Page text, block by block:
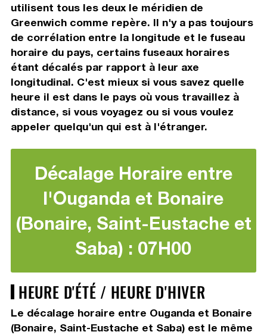
utilisent tous les deux le méridien de
Greenwich comme repère. Il n'y a pas toujours
de corrélation entre la longitude et le fuseau
horaire du pays, certains fuseaux horaires
étant décalés par rapport à leur axe
longitudinal. C'est mieux si vous savez quelle
heure il est dans le pays où vous travaillez à
distance, si vous voyagez ou si vous voulez
appeler quelqu'un qui est à l'étranger.
Décalage Horaire entre
l'Ouganda et Bonaire
(Bonaire, Saint-Eustache et
Saba) : 07H00
HEURE D'ÉTÉ / HEURE D'HIVER
Le décalage horaire entre Ouganda et Bonaire
(Bonaire, Saint-Eustache et Saba) est le même